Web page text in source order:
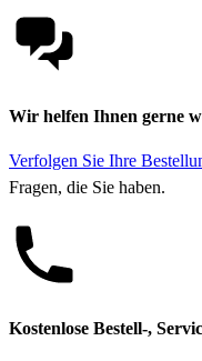
Wir helfen Ihnen gerne
Verfolgen Sie Ihre
Fragen, die Sie haben.
Kostenlose Bestell-,